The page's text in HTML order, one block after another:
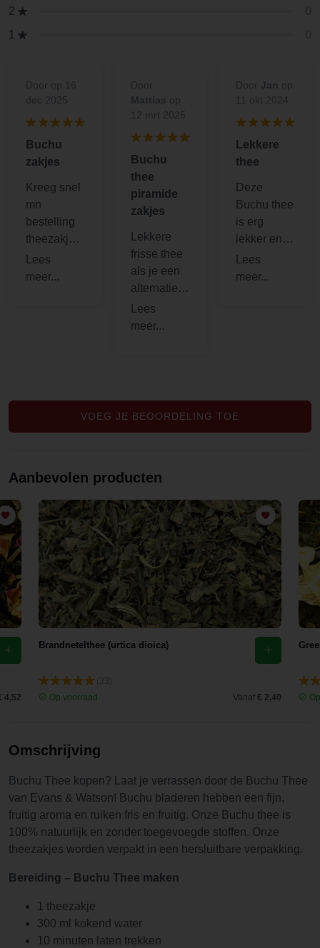
2
1
Buchu
zakjes
Kreeg snel
mn
bestelling
theezakjes
binnen..ver
rast door
top..laura s.
Buchu
thee
piramide
zakjes
Lekkere
frisse thee
als je een
alternatief
voor
muntthee
Lekkere
thee
Deze
Buchu thee
is erg
lekker en
handig in
gebruik.
VOEG JE BEOORDELING TOE
Aanbevolen producten
4,52
Brandnetelthee (urtica dioica)
Op voorraad
Vanaf € 2,40
Omschrijving
Buchu Thee kopen? Laat je verrassen door de Buchu Thee
van Evans & Watson! Buchu bladeren hebben een fijn,
fruitig aroma en ruiken fris en fruitig. Onze Buchu thee is
100% natuurlijk en zonder toegevoegde stoffen. Onze
theezakjes worden verpakt in een hersluitbare verpakking.
Bereiding – Buchu Thee maken
1 theezakje
300 ml kokend water
10 minuten laten trekken